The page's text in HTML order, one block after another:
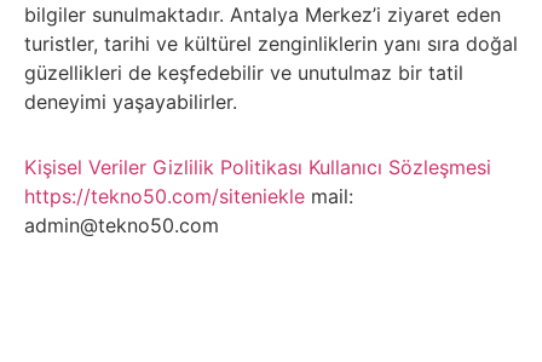
Bilim
Bitcoin
Çizgi
bilgiler sunulmaktadır. Antalya Merkez’i ziyaret eden
turistler, tarihi ve kültürel zenginliklerin yanı sıra doğal
güzellikleri de keşfedebilir ve unutulmaz bir tatil
deneyimi yaşayabilirler.
Kişisel Veriler Gizlilik Politikası Kullanıcı Sözleşmesi
https://tekno50.com/siteniekle mail:
admin@tekno50.com